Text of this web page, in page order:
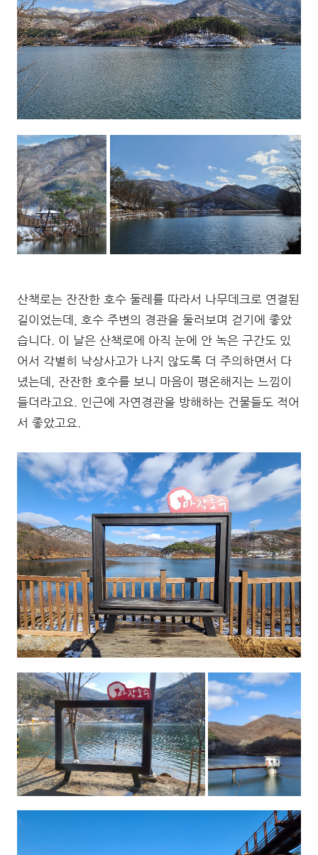
산책로는 잔잔한 호수 둘레를 따라서 나무데크로 연결된
길이었는데, 호수 주변의 경관을 둘러보며 걷기에 좋았
습니다. 이 날은 산책로에 아직 눈에 안 녹은 구간도 있
어서 각별히 낙상사고가 나지 않도록 더 주의하면서 다
녔는데, 잔잔한 호수를 보니 마음이 평온해지는 느낌이
들더라고요. 인근에 자연경관을 방해하는 건물들도 적어
서 좋았고요.